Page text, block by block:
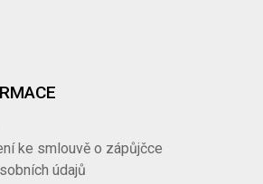
ke smlouvě o zápůjčce
údajů